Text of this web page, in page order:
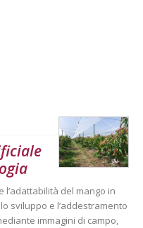
del mango in
sviluppo e l’addestramento
immagini di campo,